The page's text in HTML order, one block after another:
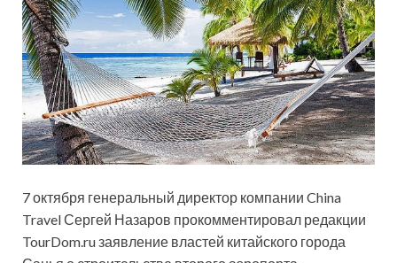
7 октября генеральный директор компании China
Travel Сергей Назаров прокомментировал редакции
TourDom.ru заявление властей китайского города